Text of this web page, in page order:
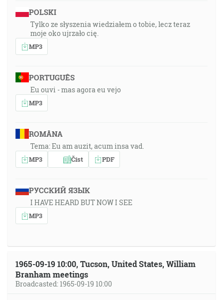
POLSKI
Tylko ze słyszenia wiedziałem o tobie, lecz teraz
moje oko ujrzało cię.
MP3
PORTUGUÊS
Eu ouvi - mas agora eu vejo
MP3
ROMÂNA
Tema: Eu am auzit, acum insa vad.
MP3 Číst PDF
РУССКИЙ ЯЗЫК
I HAVE HEARD BUT NOW I SEE
MP3
1965-09-19 10:00, Tucson, United States, William
Branham meetings
Broadcasted: 1965-09-19 10:00